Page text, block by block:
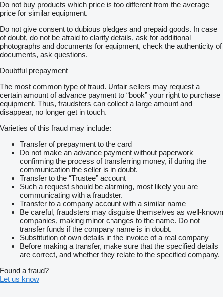
Do not buy products which price is too different from the average
price for similar equipment.
Do not give consent to dubious pledges and prepaid goods. In case
of doubt, do not be afraid to clarify details, ask for additional
photographs and documents for equipment, check the authenticity of
documents, ask questions.
Doubtful prepayment
The most common type of fraud. Unfair sellers may request a
certain amount of advance payment to “book” your right to purchase
equipment. Thus, fraudsters can collect a large amount and
disappear, no longer get in touch.
Varieties of this fraud may include:
Transfer of prepayment to the card
Do not make an advance payment without paperwork
confirming the process of transferring money, if during the
communication the seller is in doubt.
Transfer to the “Trustee” account
Such a request should be alarming, most likely you are
communicating with a fraudster.
Transfer to a company account with a similar name
Be careful, fraudsters may disguise themselves as well-known
companies, making minor changes to the name. Do not
transfer funds if the company name is in doubt.
Substitution of own details in the invoice of a real company
Before making a transfer, make sure that the specified details
are correct, and whether they relate to the specified company.
Found a fraud?
Let us know